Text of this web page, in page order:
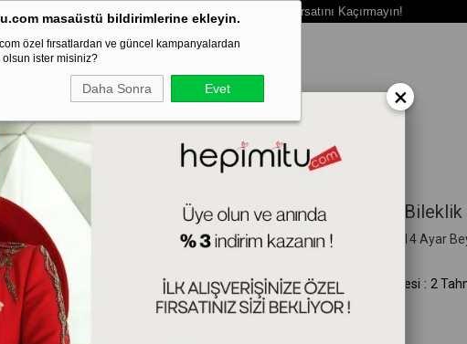
masaüstü bildirimlerine ekleyin.
özel fırsatlardan ve güncel kampanyalardan
olsun ister misiniz?
Daha Sonra Evet
Extra %3 İndirim - Vade Farksız 3 Taksit Ödeme Fırsatını Kaçırmayın!
W Harfli Altın Bileklik
15+3cm 0,65gram 14 Ayar
Tahmini Teslim Süresi : 2
×